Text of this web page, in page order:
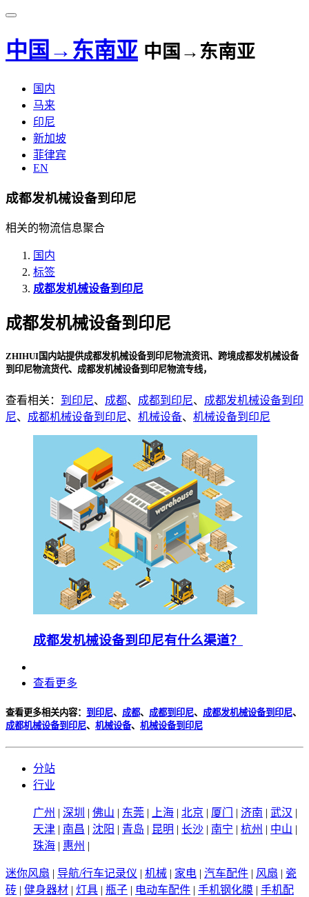
中国→东南亚 中国→东南亚
国内
马来
印尼
新加坡
菲律宾
EN
成都发机械设备到印尼
相关的物流信息聚合
国内
标签
成都发机械设备到印尼
成都发机械设备到印尼
ZHIHUI国内站提供成都发机械设备到印尼物流资讯、跨境成都发机械设备
到印尼物流货代、成都发机械设备到印尼物流专线，
查看相关： 到印尼、 成都、 成都到印尼、 成都发机械设备到印
尼、 成都机械设备到印尼、 机械设备、 机械设备到印尼
成都发机械设备到印尼有什么渠道？
查看更多
查看更多相关内容： 到印尼、 成都、 成都到印尼、 成都发机械设备到印尼、
成都机械设备到印尼、 机械设备、 机械设备到印尼
分站
行业
广州 | 深圳 | 佛山 | 东莞 | 上海 | 北京 | 厦门 | 济南 | 武汉 |
天津 | 南昌 | 沈阳 | 青岛 | 昆明 | 长沙 | 南宁 | 杭州 | 中山 |
珠海 | 惠州 |
迷你风扇 | 导航/行车记录仪 | 机械 | 家电 | 汽车配件 | 风扇 | 瓷
砖 | 健身器材 | 灯具 | 瓶子 | 电动车配件 | 手机钢化膜 | 手机配